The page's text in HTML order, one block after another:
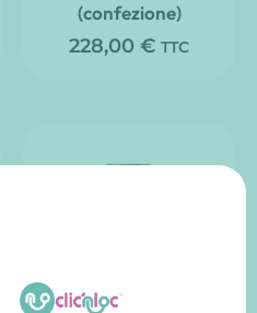
(confezione)
228,00 € TTC